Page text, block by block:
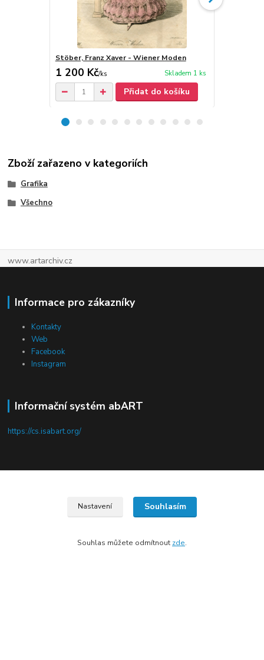
Stöber, Franz Xaver - Wiener Moden
1 200 Kč/ks Skladem 1 ks
Přidat do košíku
Zboží zařazeno v kategoriích
Grafika
Všechno
www.artarchiv.cz
Informace pro zákazníky
Kontakty
Web
Facebook
Instagram
Informační systém abART
https://cs.isabart.org/
Pod Terebkou 1139/15
Nastavení Souhlasím
Souhlas můžete odmítnout zde.